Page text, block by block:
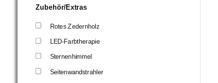
Zubehör/Extras
Rotes Zedernholz
LED-Farbtherapie
Sternenhimmel
Seitenwandstrahler